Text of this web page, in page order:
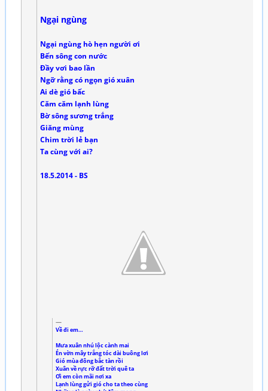
Ngại ngùng
Ngại ngùng hò hẹn người ơi
Bến sông con nước
Đầy vơi bao lần
Ngỡ rằng có ngọn gió xuân
Ai dè gió bấc
Căm căm lạnh lùng
Bờ sông sương trắng
Giăng mùng
Chim trời lẻ bạn
Ta cùng với ai?
18.5.2014 - BS
Về đi em…
Mưa xuân nhú lộc cành mai
Én vờn mây trắng tóc dài buông lơi
Gió mùa đông bắc tàn rồi
Xuân về rực rỡ đất trời quê ta
Ơi em còn mãi nơi xa
Lạnh lùng gửi gió cho ta theo cùng